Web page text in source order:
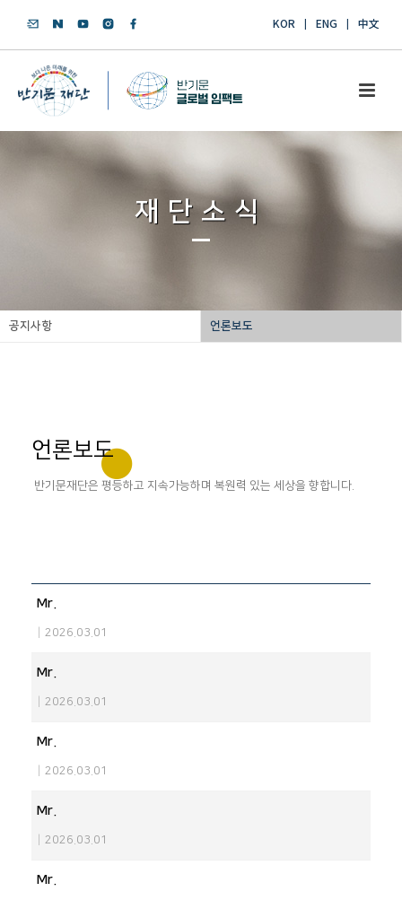
KOR ENG 中文
재단소식
공지사항 언론보도
언론보도
반기문재단은 평등하고 지속가능하며 복원력 있는 세상을 향합니다.
Mr.
2026.03.01
Mr.
2026.03.01
Mr.
2026.03.01
Mr.
2026.03.01
Mr.